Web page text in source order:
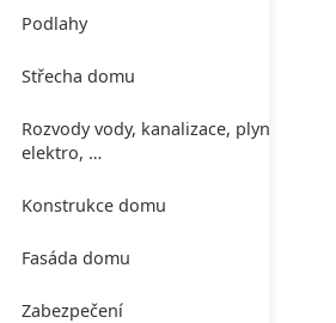
Podlahy
Střecha domu
Rozvody vody, kanalizace, plynu,
elektro, …
Konstrukce domu
Fasáda domu
Zabezpečení